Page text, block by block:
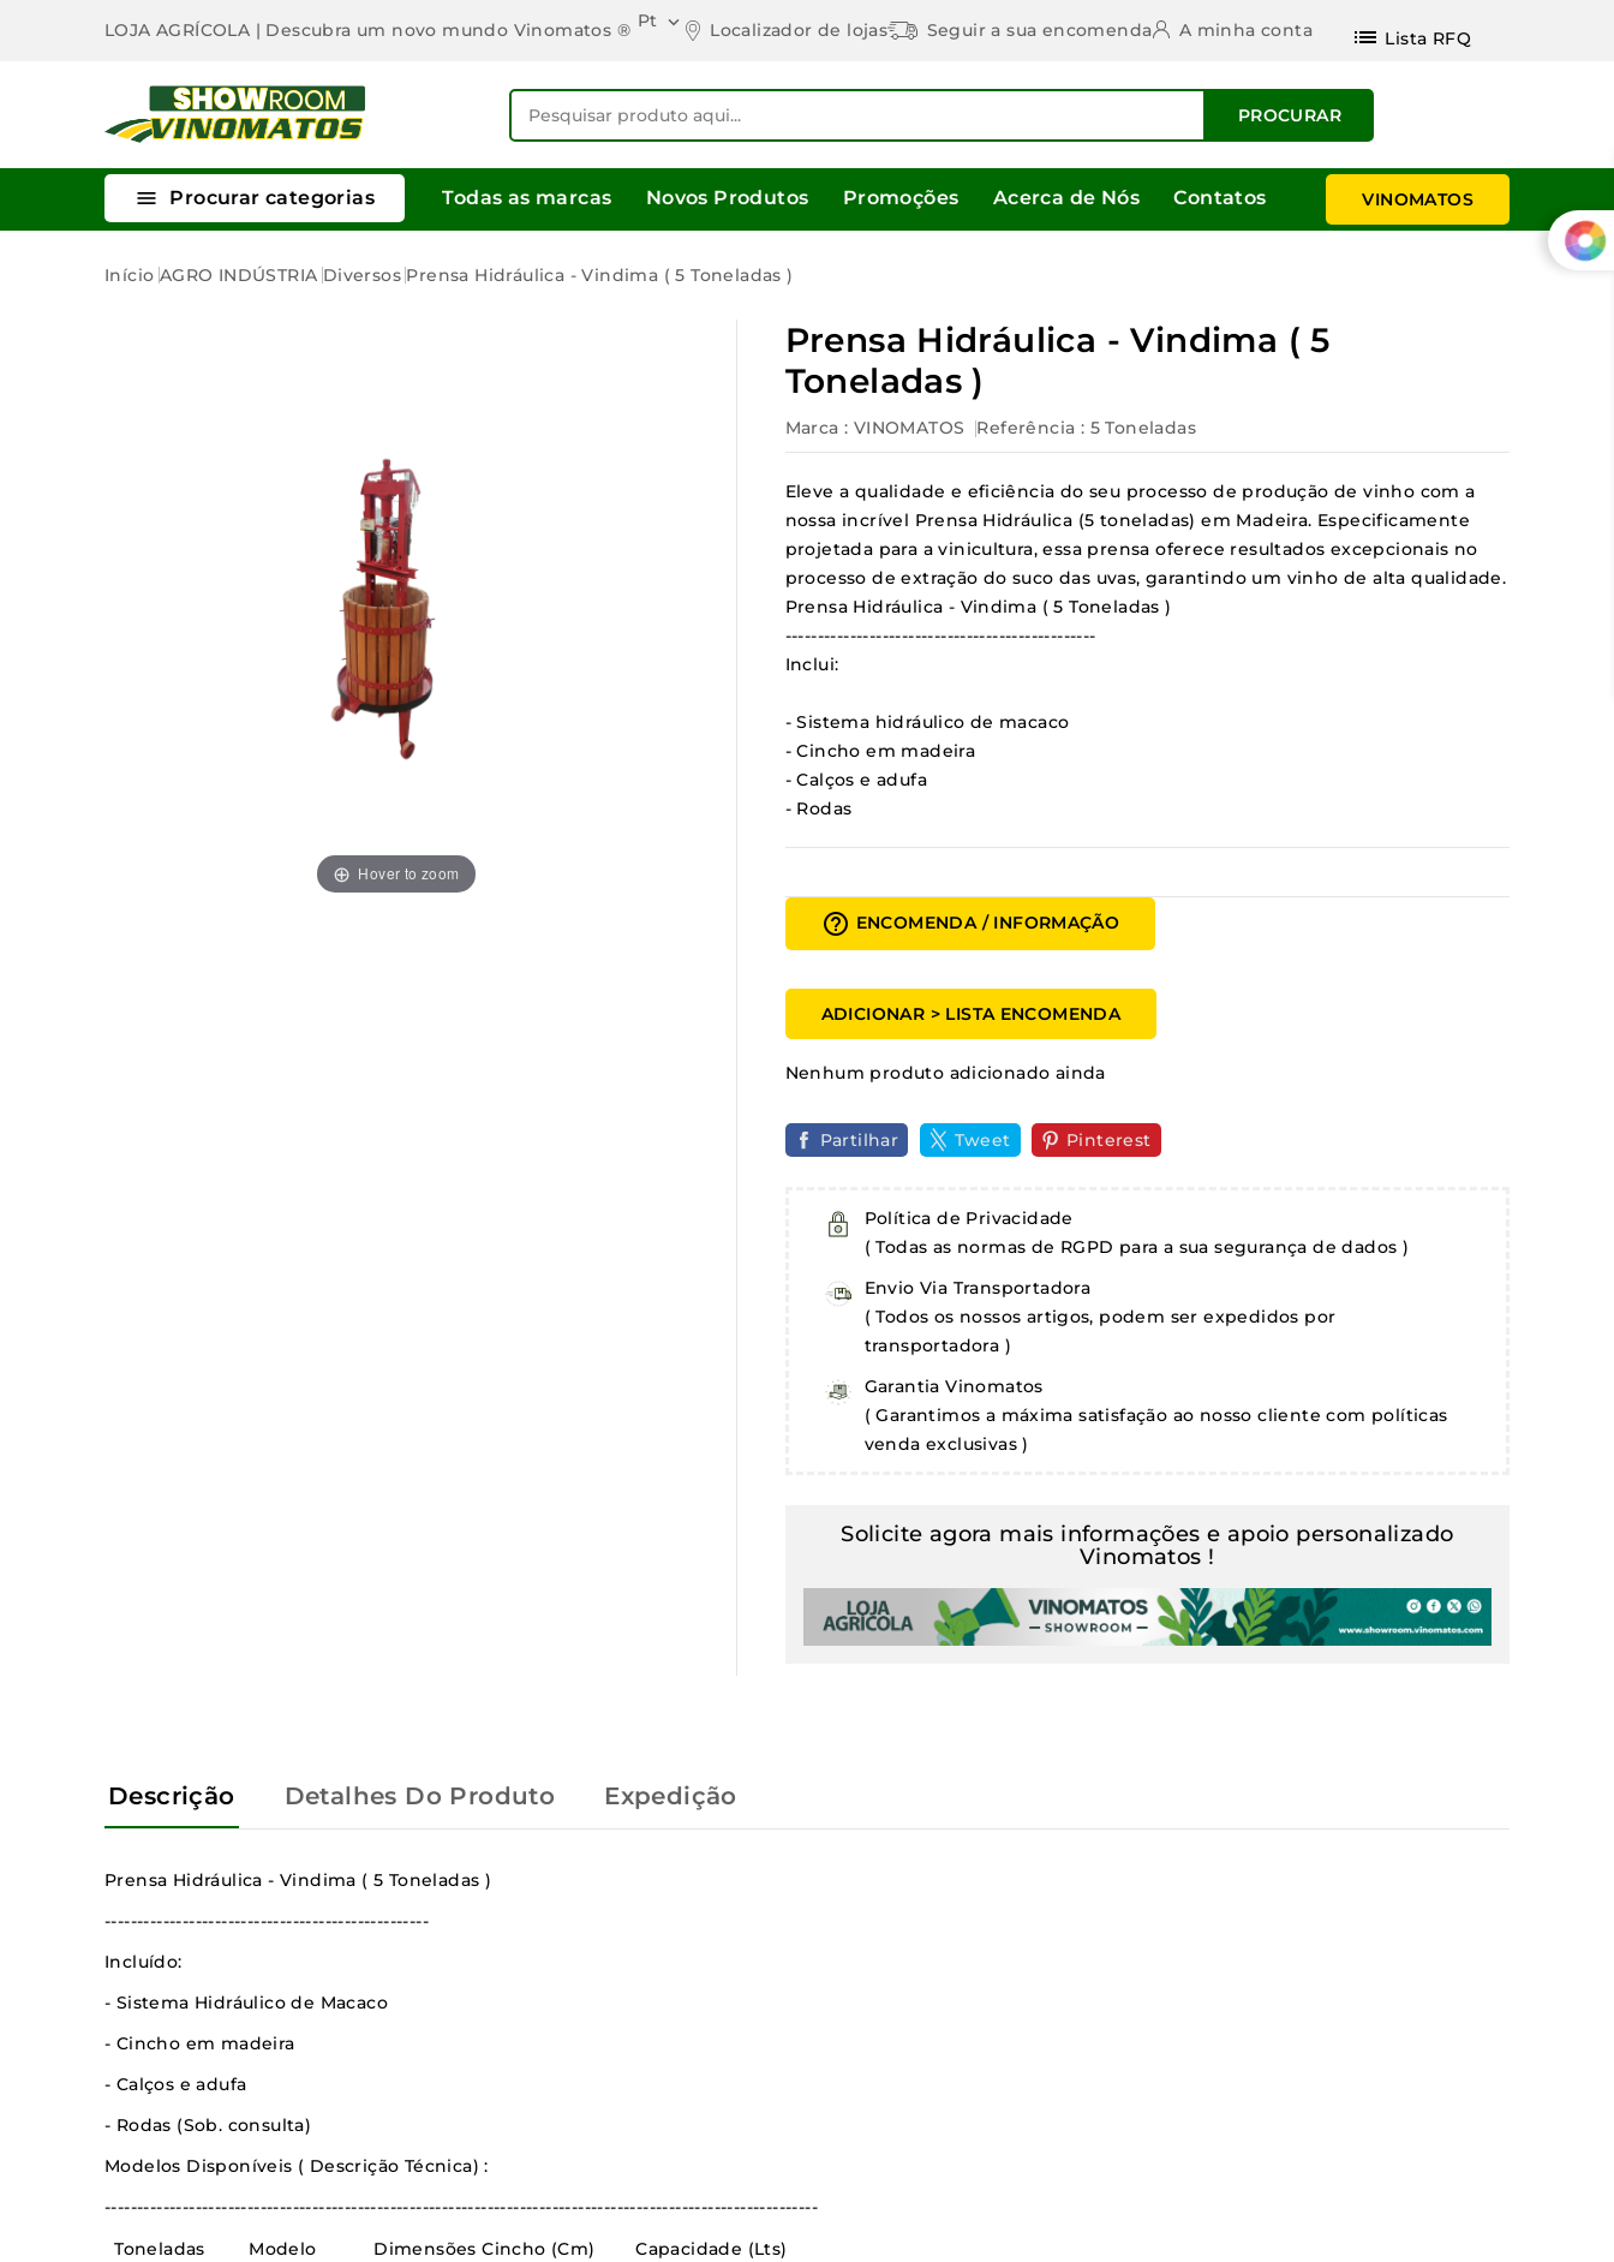
LOJA AGRÍCOLA | Descubra um novo mundo Vinomatos ® Pt  Localizador de lojas Seguir a sua encomenda A minha conta list Lista RFQ
PROCURAR
 Procurar categorias Todas as marcas Novos Produtos Promoções Acerca de Nós Contatos VINOMATOS
Início AGRO INDÚSTRIA Diversos Prensa Hidráulica - Vindima ( 5 Toneladas )
Hover to zoom
Prensa Hidráulica - Vindima ( 5
Toneladas )
Marca : VINOMATOS Referência : 5 Toneladas
Eleve a qualidade e eficiência do seu processo de produção de vinho com a
nossa incrível Prensa Hidráulica (5 toneladas) em Madeira. Especificamente
projetada para a vinicultura, essa prensa oferece resultados excepcionais no
processo de extração do suco das uvas, garantindo um vinho de alta qualidade.
Prensa Hidráulica - Vindima ( 5 Toneladas )
------------------------------------------------
Inclui:
- Sistema hidráulico de macaco
- Cincho em madeira
- Calços e adufa
- Rodas
help_outline ENCOMENDA / INFORMAÇÃO
ADICIONAR > LISTA ENCOMENDA
Nenhum produto adicionado ainda
Partilhar Tweet Pinterest
Política de Privacidade
( Todas as normas de RGPD para a sua segurança de dados )
Envio Via Transportadora
( Todos os nossos artigos, podem ser expedidos por
transportadora )
Garantia Vinomatos
( Garantimos a máxima satisfação ao nosso cliente com políticas
venda exclusivas )
Solicite agora mais informações e apoio personalizado
Vinomatos !
Descrição Detalhes Do Produto Expedição
Prensa Hidráulica - Vindima ( 5 Toneladas )
--------------------------------------------------
Incluído:
- Sistema Hidráulico de Macaco
- Cincho em madeira
- Calços e adufa
- Rodas (Sob. consulta)
Modelos Disponíveis ( Descrição Técnica) :
--------------------------------------------------------------------------------------------------------------
Toneladas
Modelo Dimensões Cincho (Cm)
Capacidade (Lts)